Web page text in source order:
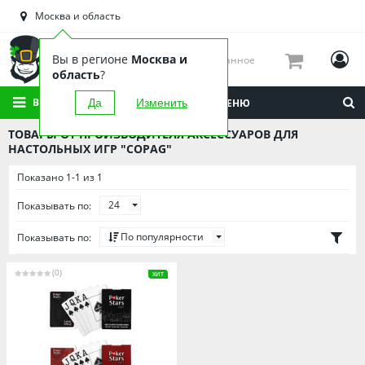
Башкортостан
Брянская область
Вологодская область
Воронежская область
Иркутская область
Калининградская область
Кировская область
Липецкая область
Мордовия
Москва и область
Нижегородская область
Новосибирская область
Москва и область
Вы в регионе Москва и
область?
Да Изменить
Избранное
ВСЕ КАТЕГОРИИ МЕНЮ
ТОВАРЫ ОТ ПРОИЗВОДИТЕЛЯ АКСЕССУАРОВ ДЛЯ
НАСТОЛЬНЫХ ИГР "COPAG"
Показано 1-1 из 1
Показывать по: 24
Показывать по: По популярности
(0) ХИТ